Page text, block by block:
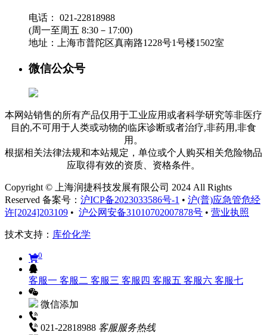
电话：
021-22818988
(周一至周五 8:30－17:00)
地址：
上海市普陀区真南路1228号1号楼1502室
微信公众号
本网站销售的所有产品仅用于工业应用或者科学研究等非医疗
目的,不可用于人类或动物的临床诊断或者治疗,非药用,非食
用。
根据相关法律法规和本站规定，单位或个人购买相关危险物品
应取得有效的资质、资格条件。
Copyright © 上海润捷科技发展有限公司 2024 All Rights
Reserved 备案号： 沪ICP备2023033586号-1 • 沪(普)应急管危经
许[2024]203109 • 沪公网安备31010702007878号 • 营业执照
技术支持： 库价化学
0
客服一 客服二 客服三 客服四 客服五 客服六 客服七
微信添加
021-22818988 客服服务热线